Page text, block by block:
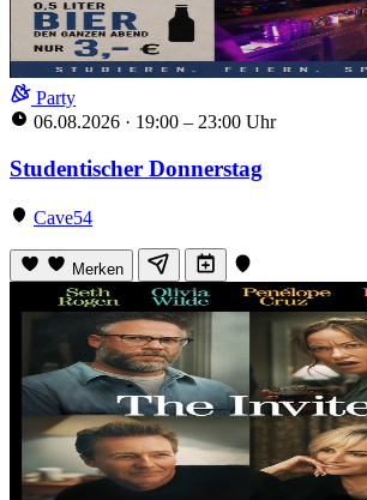
Party
06.08.2026 · 19:00 – 23:00 Uhr
Studentischer Donnerstag
Cave54
Merken